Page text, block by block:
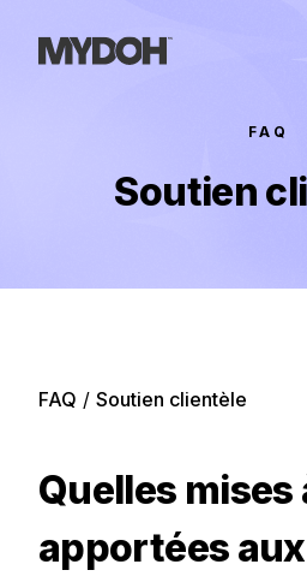
content
FAQ
Soutien
FAQ / Soutien clientèle
Quelles
apportées aux